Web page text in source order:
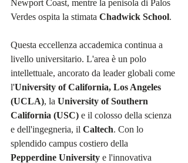
Newport Coast, mentre la penisola di Palos
Verdes ospita la stimata Chadwick School.
Questa eccellenza accademica continua a
livello universitario. L'area è un polo
intellettuale, ancorato da leader globali come
l'University of California, Los Angeles
(UCLA), la University of Southern
California (USC) e il colosso della scienza
e dell'ingegneria, il Caltech. Con lo
splendido campus costiero della
Pepperdine University e l'innovativa